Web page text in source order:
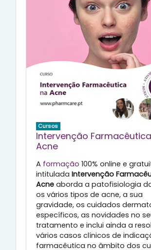
Cursos
Intervenção
Acne
A formação 100% online e
intitulada Intervenção
Acne aborda a patofisiologia
os vários tipos de acne, a sua
gravidade, os cuidados
específicos, as novidades no
tratamento e inclui ainda a
vários casos clínicos de
farmacêutica no âmbito dos